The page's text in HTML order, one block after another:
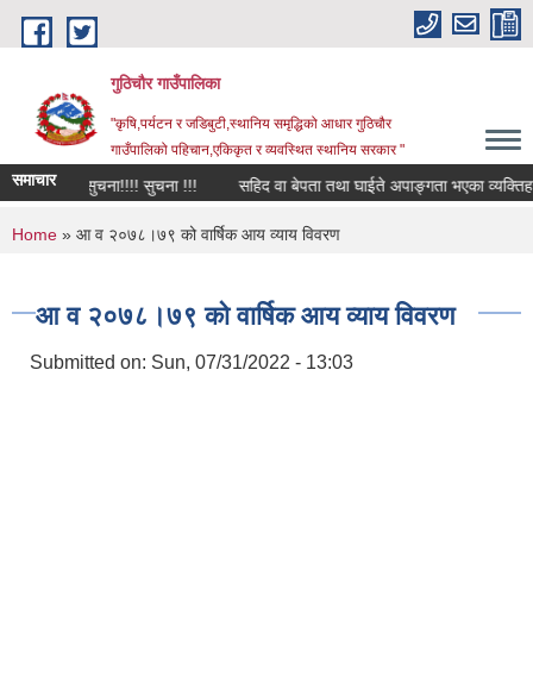
Skip to main content
गुठिचौर गाउँपालिका
"कृषि,पर्यटन र जडिबुटी,स्थानिय समृद्धिको आधार गुठिचौर
गाउँपालिको पहिचान,एकिकृत र व्यवस्थित स्थानिय सरकार "
समाचारसुचना!!!! सुचना !!! सहिद वा बेपता तथा घाईते अपाङ्गता भएका
You are here
Home » आ व २०७८।७९ को वार्षिक आय व्याय विवरण
आ व २०७८।७९ को वार्षिक आय व्याय विवरण
Submitted on: Sun, 07/31/2022 - 13:03